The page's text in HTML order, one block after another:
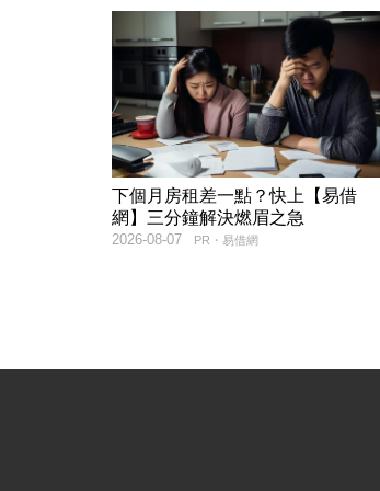
下個月房租差一點？快上【易借
網】三分鐘解決燃眉之急
PR・易借網
2026-08-07